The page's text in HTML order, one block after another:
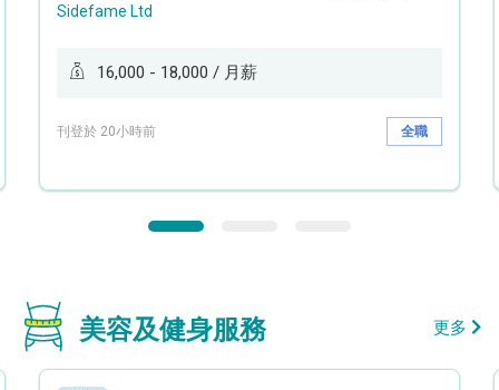
Sidefame Ltd
16,000 - 18,000 / 月薪
刊登於 20小時前 全職
美容及健身服務 更多